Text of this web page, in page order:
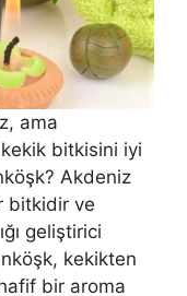
ama
bitkisini iyi
Akdeniz
bitkidir ve
geliştirici
kekikten
bir aroma